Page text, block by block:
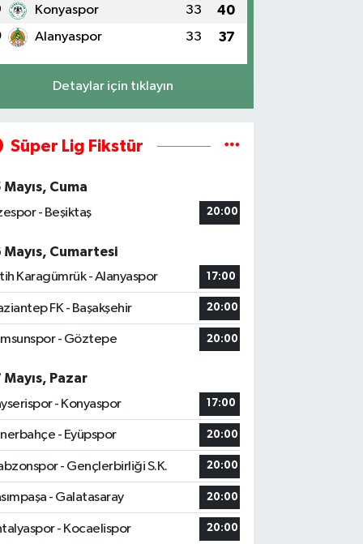
Konyaspor 33 40
Alanyaspor 33 37
Detaylar için tıklayın
Süper Lig Fikstür
Mayıs, Cuma
- Beşiktaş
20:00
Mayıs, Cumartesi
Karagümrük - Alanyaspor
17:00
FK - Başakşehir 20:00
- Göztepe 20:00
Mayıs, Pazar
- Konyaspor
17:00
- Eyüpspor 20:00
- Gençlerbirliği S.K. 20:00
- Galatasaray 20:00
- Kocaelispor 20:00